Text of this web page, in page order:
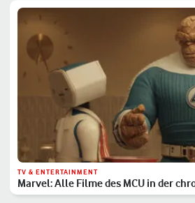
TV & ENTERTAINMENT
Marvel: Alle Filme des MCU in der
Reihenfolge